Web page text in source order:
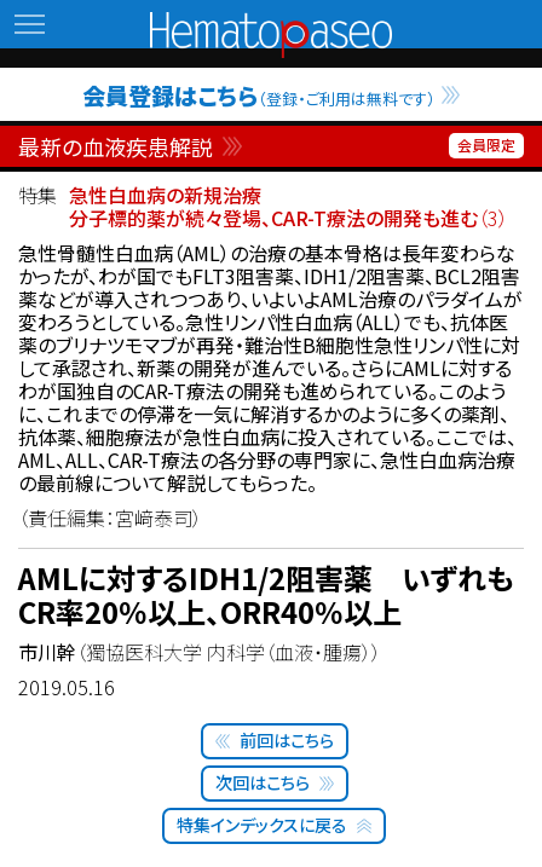
Hematopaseo
会員登録はこちら （登録・ご利用は無料です）
最新の血液疾患解説
特集 急性白血病の新規治療
分子標的薬が続々登場、CAR-T療法の開発も進む（3）
急性骨髄性白血病（AML）の治療の基本骨格は長年変わらな
かったが、わが国でもFLT3阻害薬、IDH1/2阻害薬、BCL2阻害
薬などが導入されつつあり、いよいよAML治療のパラダイムが
変わろうとしている。急性リンパ性白血病（ALL）でも、抗体医
薬のブリナツモマブが再発・難治性B細胞性急性リンパ性に対
して承認され、新薬の開発が進んでいる。さらにAMLに対する
わが国独自のCAR-T療法の開発も進められている。このよう
に、これまでの停滞を一気に解消するかのように多くの薬剤、
抗体薬、細胞療法が急性白血病に投入されている。ここでは、
AML、ALL、CAR-T療法の各分野の専門家に、急性白血病治療
の最前線について解説してもらった。
（責任編集：宮﨑泰司）
AMLに対するIDH1/2阻害薬 いずれも
CR率20％以上、ORR40％以上
市川幹 （獨協医科大学 内科学（血液・腫瘍））
2019.05.16
次回はこちら
前回はこちら
特集インデックスに戻る